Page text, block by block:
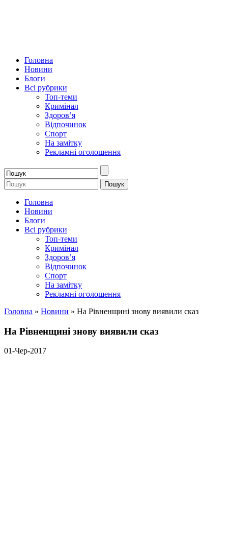
Головна
Новини
Блоги
Всі рубрики
Топ-теми
Кримінал
Здоров’я
Відпочинок
Спорт
На замітку
Рекламні оголошення
Головна
Новини
Блоги
Всі рубрики
Топ-теми
Кримінал
Здоров’я
Відпочинок
Спорт
На замітку
Рекламні оголошення
Головна » Новини » На Рівненщині знову виявили сказ
На Рівненщині знову виявили сказ
01-Чер-2017